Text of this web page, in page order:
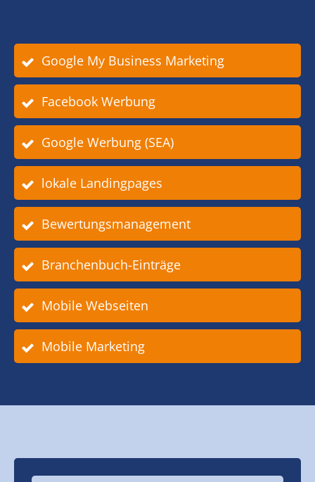
Google My Business Marketing
Facebook Werbung
Google Werbung (SEA)
lokale Landingpages
Bewertungsmanagement
Branchenbuch-Einträge
Mobile Webseiten
Mobile Marketing